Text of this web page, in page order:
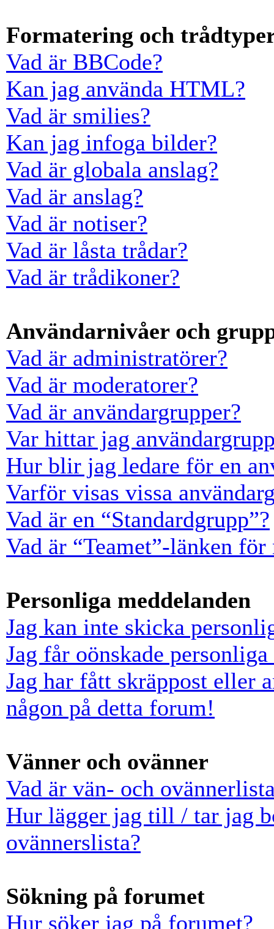
Formatering och
Vad är BBCode?
Kan jag använda HTML?
Vad är smilies?
Kan jag infoga bilder?
Vad är globala anslag?
Vad är anslag?
Vad är notiser?
Vad är låsta trådar?
Vad är trådikoner?
Användarnivåer och
Vad är administratörer?
Vad är moderatorer?
Vad är användargrupper?
Var hittar jag
Hur blir jag ledare för en
Varför visas vissa
Vad är en “Standardgrupp”?
Vad är “Teamet”-länken för
Personliga meddelanden
Jag kan inte skicka
Jag får oönskade
Jag har fått skräppost eller
någon på detta forum!
Vänner och ovänner
Vad är vän- och
Hur lägger jag till / tar jag
ovännerslista?
Sökning på forumet
Hur söker jag på forumet?